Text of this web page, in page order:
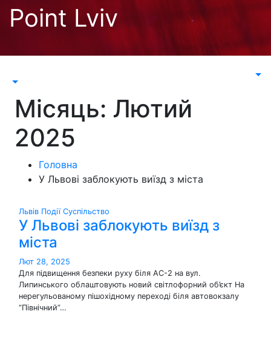
Перейти
Point Lviv
Місяць: Лютий
2025
Головна
У Львові заблокують виїзд з міста
Львів Події Суспільство
У Львові заблокують виїзд з
міста
Лют 28, 2025
Для підвищення безпеки руху біля АС-2 на вул.
Липинського облаштовують новий світлофорний об’єкт На
нерегульованому пішохідному переході біля автовокзалу
“Північний”…